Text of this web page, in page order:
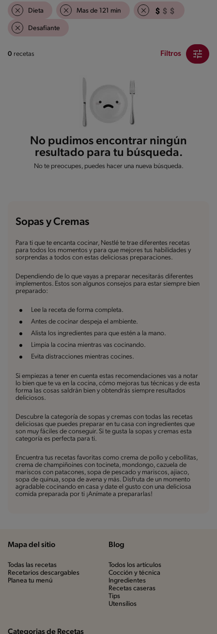
Dieta Mas de 121 min
Desafiante
0 recetas Filtros
No pudimos encontrar ningún
resultado para tu búsqueda.
No te preocupes, puedes hacer una nueva búsqueda.
Sopas y Cremas
Para ti que te encanta cocinar, Nestlé te trae diferentes recetas
para todos los momentos y para que mejores tus habilidades y
sorprendas a todos con estas deliciosas preparaciones.
Dependiendo de lo que vayas a preparar necesitarás diferentes
implementos. Estos son algunos consejos para estar siempre bien
preparado:
Lee la receta de forma completa.
Antes de cocinar despeja el ambiente.
Alista los ingredientes para que estén a la mano.
Limpia la cocina mientras vas cocinando.
Evita distracciones mientras cocines.
Si empiezas a tener en cuenta estas recomendaciones vas a notar
lo bien que te va en la cocina, cómo mejoras tus técnicas y de esta
forma las cosas saldrán bien y obtendrás siempre resultados
deliciosos.
Descubre la categoría de sopas y cremas con todas las recetas
deliciosas que puedes preparar en tu casa con ingredientes que
son muy fáciles de conseguir. Si te gusta la sopas y cremas esta
categoría es perfecta para ti.
Encuentra tus recetas favoritas como crema de pollo y cebollitas,
crema de champiñoines con tocineta, mondongo, cazuela de
mariscos con patacones, sopa de pescado y mariscos, ajiaco,
sopa de quinua, sopa de avena y más. Disfruta de un momento
agradable cocinando en casa y date el gusto con una deliciosa
comida preparada por ti ¡Anímate a prepararlas!
Mapa del sitio
Todas las recetas
Recetarios descargables
Planea tu menú
Blog
Todos los artículos
Cocción y técnica
Ingredientes
Recetas caseras
Tips
Utensílios
Categorias de Recetas